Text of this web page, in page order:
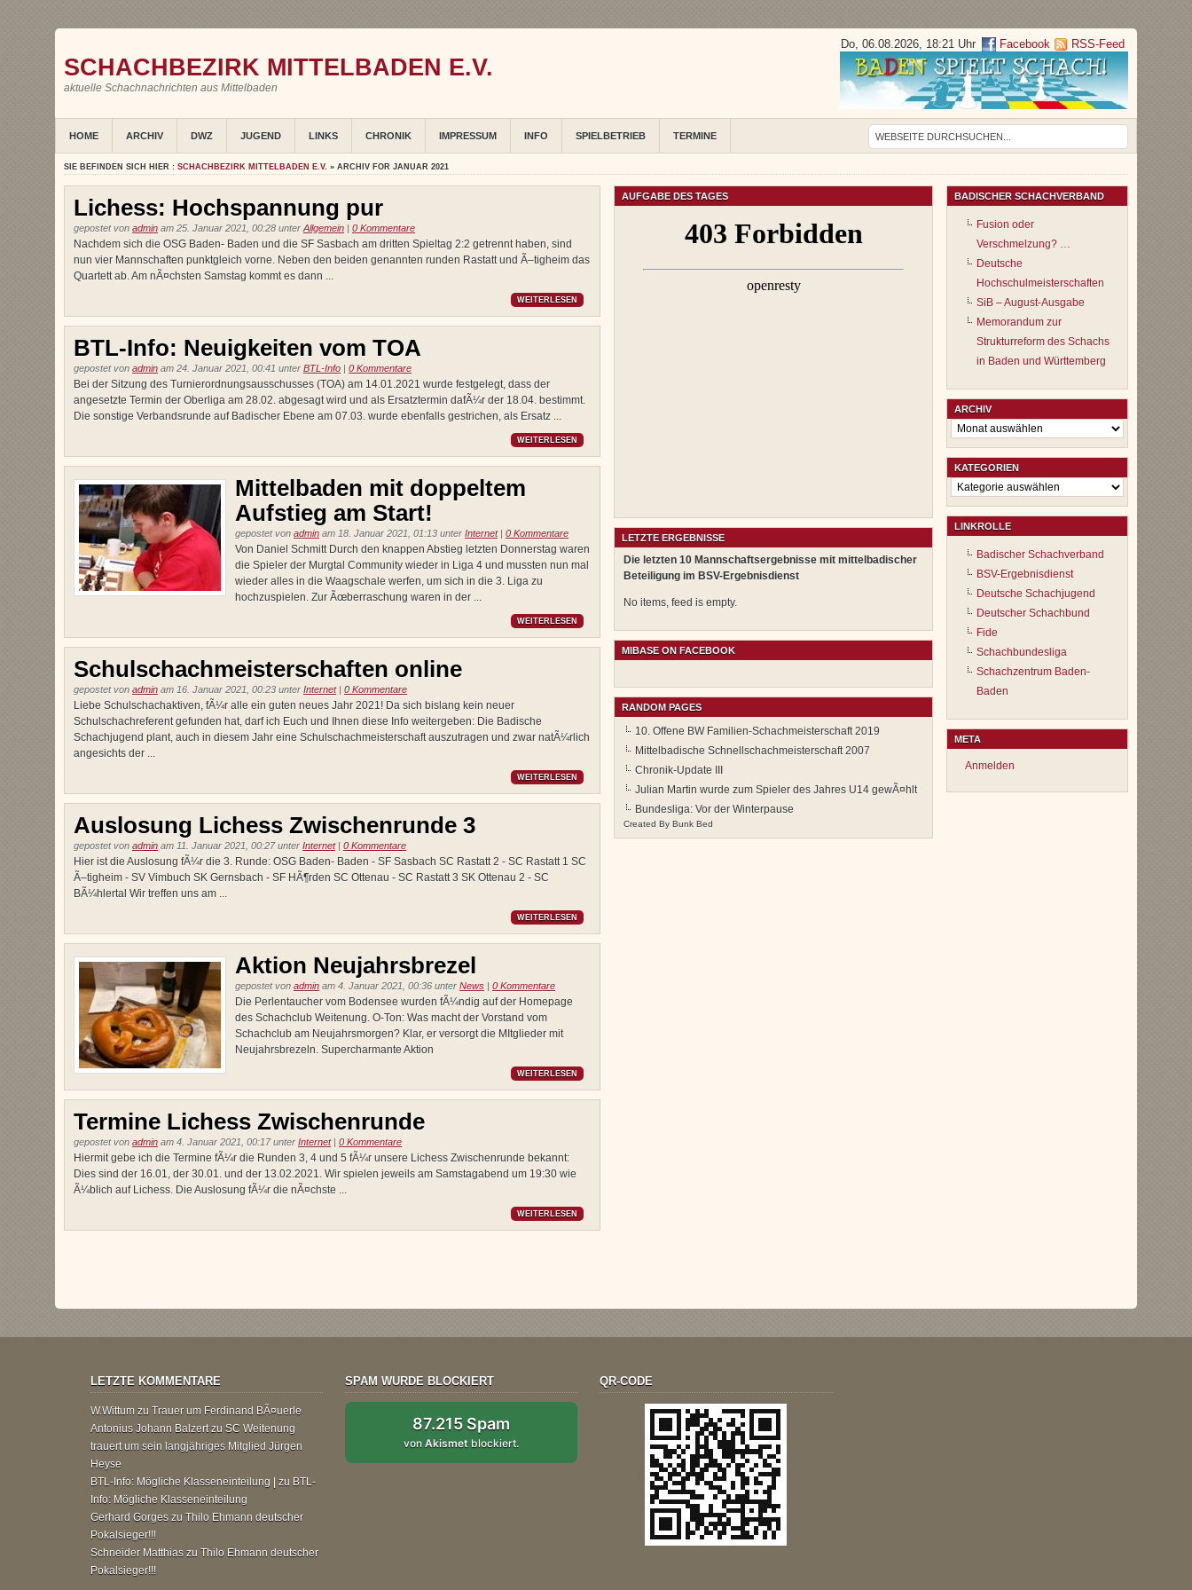
SCHACHBEZIRK MITTELBADEN E.V.
aktuelle Schachnachrichten aus Mittelbaden
Do, 06.08.2026, 18:21 Uhr Facebook RSS-Feed
HOME ARCHIV DWZ JUGEND LINKS CHRONIK IMPRESSUM INFO SPIELBETRIEB TERMINE
SIE BEFINDEN SICH HIER : SCHACHBEZIRK MITTELBADEN E.V. » ARCHIV FOR JANUAR 2021
Lichess: Hochspannung pur
gepostet von admin am 25. Januar 2021, 00:28 unterAllgemein 0 Kommentare
Nachdem sich die OSG Baden- Baden und die SF Sasbach am dritten Spieltag 2:2 getrennt haben, sind
nun vier Mannschaften punktgleich vorne. Neben den beiden genannten runden Rastatt und Ã–tigheim das
Quartett ab. Am nÃ¤chsten Samstag kommt es dann ...
WEITERLESEN
BTL-Info: Neuigkeiten vom TOA
gepostet von admin am 24. Januar 2021, 00:41 unter BTL-Info 0 Kommentare
Bei der Sitzung des Turnierordnungsausschusses (TOA) am 14.01.2021 wurde festgelegt, dass der
angesetzte Termin der Oberliga am 28.02. abgesagt wird und als Ersatztermin dafÃ¼r der 18.04. bestimmt.
Die sonstige Verbandsrunde auf Badischer Ebene am 07.03. wurde ebenfalls gestrichen, als Ersatz ...
WEITERLESEN
Mittelbaden mit doppeltem
Aufstieg am Start!
gepostet von admin am 18. Januar 2021, 01:13 unter Internet| 0 Kommentare
Von Daniel Schmitt Durch den knappen Abstieg letzten Donnerstag waren
die Spieler der Murgtal Community wieder in Liga 4 und mussten nun mal
wieder alles in die Waagschale werfen, um sich in die 3. Liga zu
hochzuspielen. Zur Ãœberraschung waren in der ...
WEITERLESEN
Schulschachmeisterschaften online
gepostet von admin am 16. Januar 2021, 00:23 unter Internet| 0 Kommentare
Liebe Schulschachaktiven, fÃ¼r alle ein guten neues Jahr 2021! Da sich bislang kein neuer
Schulschachreferent gefunden hat, darf ich Euch und Ihnen diese Info weitergeben: Die Badische
Schachjugend plant, auch in diesem Jahr eine Schulschachmeisterschaft auszutragen und zwar natÃ¼rlich
angesichts der ...
WEITERLESEN
Auslosung Lichess Zwischenrunde 3
gepostet von admin am 11. Januar 2021, 00:27 unter Internet| 0 Kommentare
Hier ist die Auslosung fÃ¼r die 3. Runde: OSG Baden- Baden - SF Sasbach SC Rastatt 2 - SC Rastatt 1 SC
Ã–tigheim - SV Vimbuch SK Gernsbach - SF HÃ¶rden SC Ottenau - SC Rastatt 3 SK Ottenau 2 - SC
BÃ¼hlertal Wir treffen uns am ...
WEITERLESEN
Aktion Neujahrsbrezel
gepostet von admin am 4. Januar 2021, 00:36 unter News 0 Kommentare
Die Perlentaucher vom Bodensee wurden fÃ¼ndig auf der Homepage
des Schachclub Weitenung. O-Ton: Was macht der Vorstand vom
Schachclub am Neujahrsmorgen? Klar, er versorgt die MItglieder mit
Neujahrsbrezeln. Supercharmante Aktion
WEITERLESEN
Termine Lichess Zwischenrunde
gepostet von admin am 4. Januar 2021, 00:17 unter Internet| 0 Kommentare
Hiermit gebe ich die Termine fÃ¼r die Runden 3, 4 und 5 fÃ¼r unsere Lichess Zwischenrunde bekannt:
Dies sind der 16.01, der 30.01. und der 13.02.2021. Wir spielen jeweils am Samstagabend um 19:30 wie
Ã¼blich auf Lichess. Die Auslosung fÃ¼r die nÃ¤chste ...
WEITERLESEN
AUFGABE DES TAGES
LETZTE ERGEBNISSE
Die letzten 10 Mannschaftsergebnisse mit mittelbadischer
Beteiligung im BSV-Ergebnisdienst
No items, feed is empty.
MIBASE ON FACEBOOK
RANDOM PAGES
10. Offene BW Familien-Schachmeisterschaft 2019
Mittelbadische Schnellschachmeisterschaft 2007
Chronik-Update III
Julian Martin wurde zum Spieler des Jahres U14 gewÃ¤hlt
Bundesliga: Vor der Winterpause
Created By Bunk Bed
BADISCHER SCHACHVERBAND
Fusion oder
Verschmelzung? …
Deutsche
Hochschulmeisterschaften
SiB – August-Ausgabe
Memorandum zur
Strukturreform des Schachs
in Baden und Württemberg
ARCHIV
Archiv
KATEGORIEN
Kategorien
LINKROLLE
Badischer Schachverband
BSV-Ergebnisdienst
Deutsche Schachjugend
Deutscher Schachbund
Fide
Schachbundesliga
Schachzentrum Baden-
Baden
META
Anmelden
LETZTE KOMMENTARE
W.Wittum zu Trauer um Ferdinand BÃ¤uerle
Antonius Johann Balzertzu SC Weitenung
trauert um sein langjähriges Mitglied Jürgen
Heyse
BTL-Info: Mögliche Klasseneinteilung |
zu BTL-
Info: Mögliche Klasseneinteilung
Gerhard Gorges zu Thilo Ehmann deutscher
Pokalsieger!!!
Schneider Matthias zu Thilo Ehmann deutscher
Pokalsieger!!!
SPAM WURDE BLOCKIERT
87.215 Spam
vonAkismet blockiert.
QR-CODE